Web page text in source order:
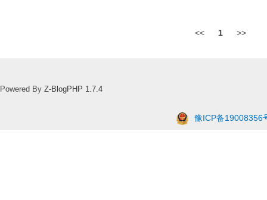
<< 1 >>
Powered By Z-BlogPHP 1.7.4
豫ICP备19008356